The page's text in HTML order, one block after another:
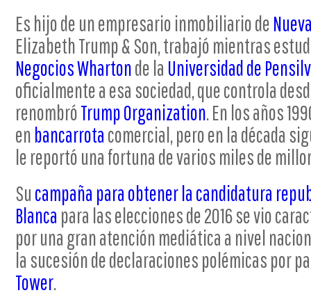
Es hijo de un empresario inmobiliario de
Elizabeth Trump & Son, trabajó mientras
Negocios Whartonde la Universidad de
oficialmente a esa sociedad, que controla
renombróTrump Organization. En los años
en bancarrota comercial, pero en la década
le reportó una fortuna de varios miles de
Su campaña para obtener la candidatura
Blanca para las elecciones de 2016 se vio
por una gran atención mediática a nivel
la sucesión de declaraciones polémicas por
Tower.